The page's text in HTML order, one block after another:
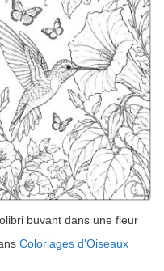
buvant dans une fleur
Coloriages d'Oiseaux